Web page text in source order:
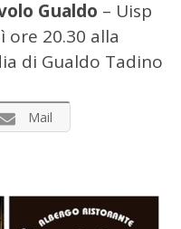
Gualdo – Uisp
ore 20.30 alla
di Gualdo Tadino
Mail